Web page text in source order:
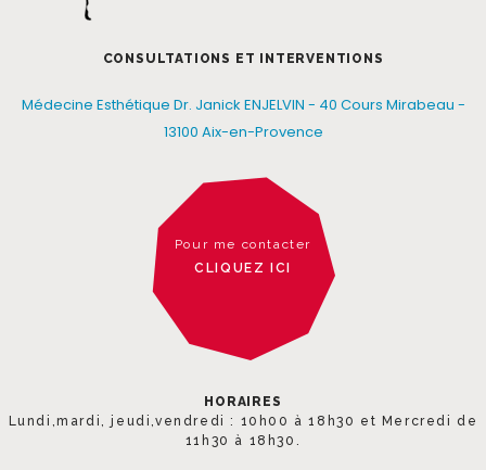
CONSULTATIONS ET INTERVENTIONS
Médecine Esthétique Dr. Janick ENJELVIN - 40 Cours Mirabeau -
13100 Aix-en-Provence
Pour me contacter
CLIQUEZ ICI
HORAIRES
Lundi,mardi, jeudi,vendredi : 10h00 à 18h30 et Mercredi de
11h30 à 18h30.